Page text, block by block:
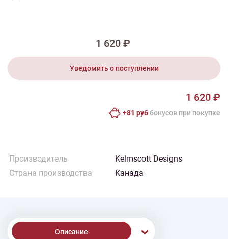
1 620 ₽
Уведомить о поступлении
1 620 ₽
+81 руббонусов при покупке
Производитель
Kelmscott Designs
Страна производства
Канада
Описание